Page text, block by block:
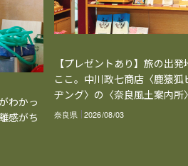
わかっ
感がち
【プレゼントあり】旅の出発
ここ。中川政七商店〈鹿猿狐
ヂング〉の〈奈良風土案内所
奈良県 2026/08/03